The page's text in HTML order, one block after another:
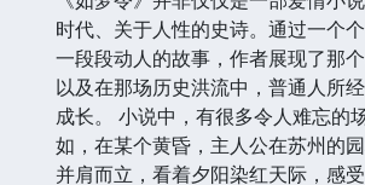
时代、关于人性的史诗。通过一个
一段段动人的故事，作者展现了那
以及在那场历史洪流中，普通人所
成长。 小说中，有很多令人难忘的
如，在某个黄昏，主人公在苏州的
并肩而立，看着夕阳染红天际，感